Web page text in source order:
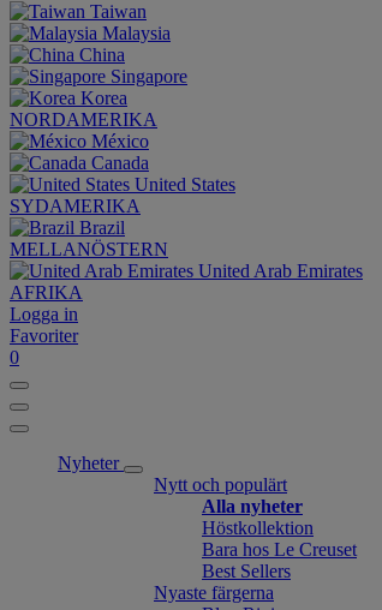
Taiwan
Malaysia
China
Singapore
Korea
NORDAMERIKA
México
Canada
United States
SYDAMERIKA
Brazil
MELLANÖSTERN
United Arab Emirates
AFRIKA
Logga in
Favoriter
0
Nyheter
Nytt och populärt
Alla nyheter
Höstkollektion
Bara hos Le Creuset
Best Sellers
Nyaste färgerna